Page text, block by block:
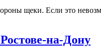
щеки. Если это
на-Дону